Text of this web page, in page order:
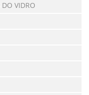
DO VIDRO